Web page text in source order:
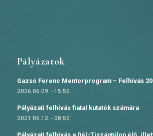
Pályázatok
Gazsó Ferenc Mentorprogram – Felhívás
2026.06.09. - 15:56
Pályázati felhívás fiatal kutatók számára
2021.06.12. - 08:55